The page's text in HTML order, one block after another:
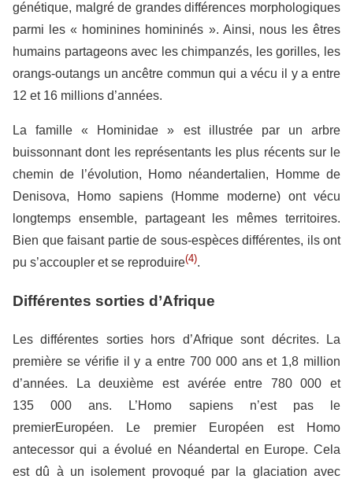
génétique, malgré de grandes différences morphologiques
parmi les « hominines homininés ». Ainsi, nous les êtres
humains partageons avec les chimpanzés, les gorilles, les
orangs-outangs un ancêtre commun qui a vécu il y a entre
12 et 16 millions d’années.
La famille « Hominidae » est illustrée par un arbre
buissonnant dont les représentants les plus récents sur le
chemin de l’évolution, Homo néandertalien, Homme de
Denisova, Homo sapiens (Homme moderne) ont vécu
longtemps ensemble, partageant les mêmes territoires.
Bien que faisant partie de sous-espèces différentes, ils ont
pu s’accoupler et se reproduire(4).
Différentes sorties d’Afrique
Les différentes sorties hors d’Afrique sont décrites. La
première se vérifie il y a entre 700 000 ans et 1,8 million
d’années. La deuxième est avérée entre 780 000 et
135 000 ans. L’Homo sapiens n’est pas le
premierEuropéen. Le premier Européen est Homo
antecessor qui a évolué en Néandertal en Europe. Cela
est dû à un isolement provoqué par la glaciation avec